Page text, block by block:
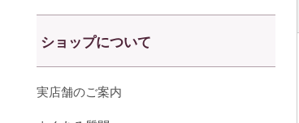
ショップについて
実店舗のご案内